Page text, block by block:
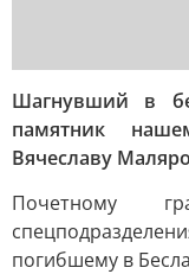
Шагнувший в
памятник
Вячеславу
Почетному
погибшему в